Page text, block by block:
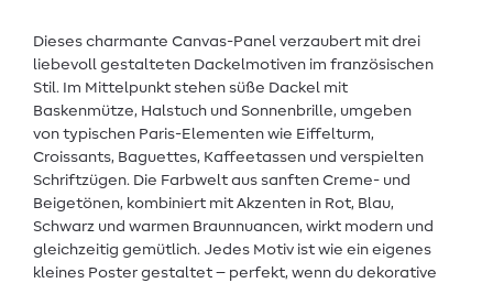
Dieses charmante Canvas-Panel verzaubert mit drei
liebevoll gestalteten Dackelmotiven im französischen
Stil. Im Mittelpunkt stehen süße Dackel mit
Baskenmütze, Halstuch und Sonnenbrille, umgeben
von typischen Paris-Elementen wie Eiffelturm,
Croissants, Baguettes, Kaffeetassen und verspielten
Schriftzügen. Die Farbwelt aus sanften Creme- und
Beigetönen, kombiniert mit Akzenten in Rot, Blau,
Schwarz und warmen Braunnuancen, wirkt modern und
gleichzeitig gemütlich. Jedes Motiv ist wie ein eigenes
kleines Poster gestaltet – perfekt, wenn du dekorative